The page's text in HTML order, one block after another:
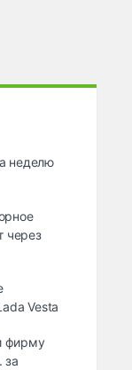
неделю
через
Vesta
фирму
за